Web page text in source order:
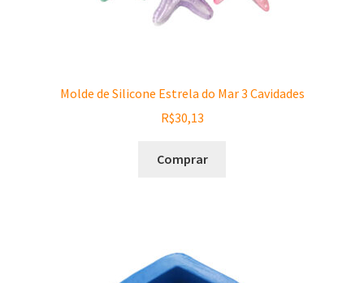
Molde de Silicone Estrela do Mar 3 Cavidades
R$30,13
Comprar